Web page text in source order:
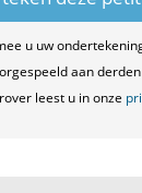
u uw
aan
leest u in onze